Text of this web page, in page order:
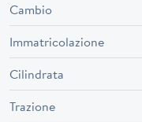
Cambio
Immatricolazione
Cilindrata
Trazione